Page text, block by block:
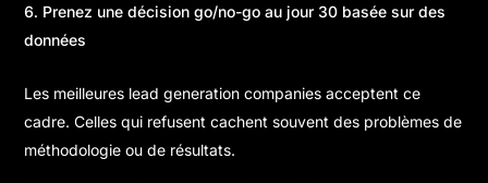
Prenez une décision go/no-go au jour 30 basée sur des
données
Les meilleures lead generation companies acceptent ce
cadre. Celles qui refusent cachent souvent des problèmes de
méthodologie ou de résultats.